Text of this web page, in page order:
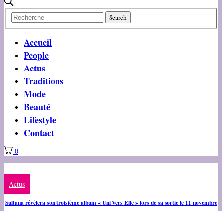
Accueil
People
Actus
Traditions
Mode
Beauté
Lifestyle
Contact
0
Actus
Sultana révèlera son troisième album « Uni Vers Elle » lors de sa sortie le 11 novembre